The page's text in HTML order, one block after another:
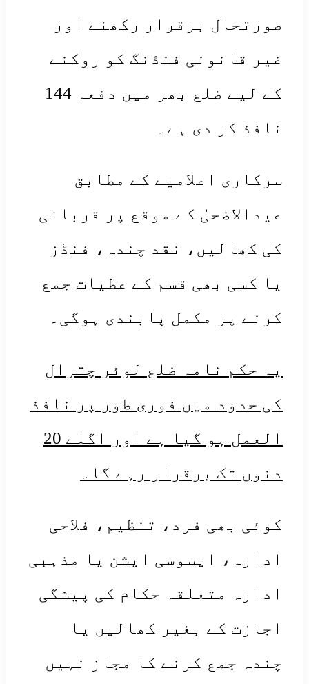
برقرار رکھنے اور
قانونی فنڈنگ کو روکنے
کے لیے ضلع بھر میں دفعہ 144
کر دی ہے۔
اعلامیے کے مطابق
کے موقع پر قربانی
کھالیں، نقد چندہ، فنڈز
کسی بھی قسم کے عطیات جمع
پر مکمل پابندی ہوگی۔
حکم نامہ ضلع لوئر چترال
حدود میں فوری طور پر نافذ
العمل ہو گیا ہے اور اگلے 20
تک برقرار رہے گا۔
بھی فرد، تنظیم، فلاحی
ایسوسی ایشن یا مذہبی
متعلقہ حکام کی پیشگی
کے بغیر کھالیں یا
جمع کرنے کا مجاز نہیں